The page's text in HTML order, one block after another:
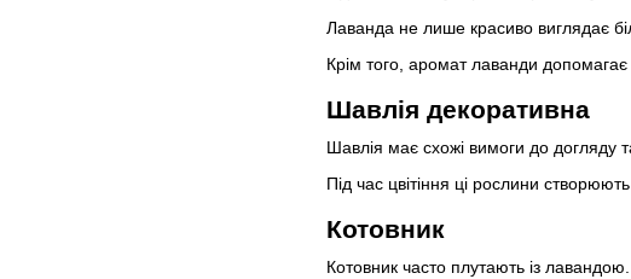
Лаванда не лише красиво виглядає
Крім того, аромат лаванди
Шавлія декоративна
Шавлія має схожі вимоги до догляду
Під час цвітіння ці рослини
Котовник
Котовник часто плутають із лавандою.